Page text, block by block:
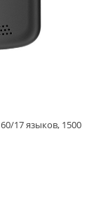
17 языков, 1500